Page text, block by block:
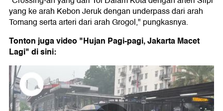
yang ke arah Kebon Jeruk dengan underpass dari arah
Tomang serta arteri dari arah Grogol," pungkasnya.
Tonton juga video "Hujan Pagi-pagi, Jakarta Macet
Lagi" di sini: